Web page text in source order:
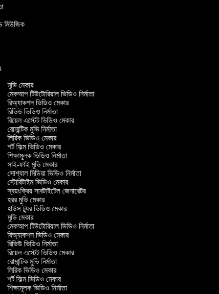
মিউজিক
মুভি মেকার
মেকআপ টিউটোরিয়াল ভিডিও নির্মাতা
রিঅ্যাকশন ভিডিও মেকার
রিভিউ ভিডিও নির্মাতা
রিয়েল এস্টেট ভিডিও মেকার
রোমান্টিক মুভি নির্মাতা
লিরিক ভিডিও মেকার
শর্ট ফিল্ম ভিডিও মেকার
শিক্ষামূলক ভিডিও নির্মাতা
সাই-ফাই মুভি মেকার
সোশ্যাল মিডিয়া ভিডিও নির্মাতা
স্টোরিটাইম ভিডিও মেকার
স্বয়ংক্রিয় সাবটাইটেল জেনারেটর
হরর মুভি মেকার
হাউস ট্যুর ভিডিও মেকার
মুভি মেকার
মেকআপ টিউটোরিয়াল ভিডিও নির্মাতা
রিঅ্যাকশন ভিডিও মেকার
রিভিউ ভিডিও নির্মাতা
রিয়েল এস্টেট ভিডিও মেকার
রোমান্টিক মুভি নির্মাতা
লিরিক ভিডিও মেকার
শর্ট ফিল্ম ভিডিও মেকার
শিক্ষামূলক ভিডিও নির্মাতা